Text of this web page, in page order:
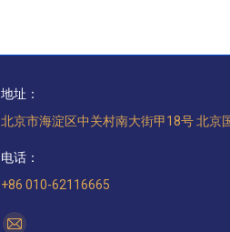
地址：
北京市海淀区中关村南大街甲18号 北京
电话：
+86 010-62116665
找到我们：